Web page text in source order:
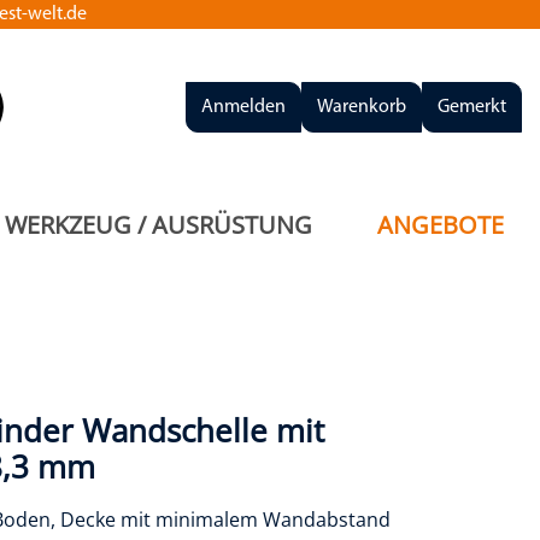
welt.de
Anmelden Warenkorb Gemerkt
WERKZEUG / AUSRÜSTUNG ANGEBOTE
Wandschelle mit
mm
Decke mit minimalem Wandabstand